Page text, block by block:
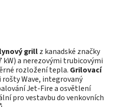
grillz kanadské značky
a nerezovými trubicovými
rozložení tepla. Grilovací
Wave, integrovaný
Jet-Fire a osvětlení
pro vestavbu do venkovních